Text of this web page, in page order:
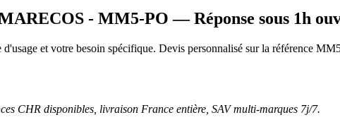
- MM5-PO — Réponse sous 1h
et votre besoin spécifique. Devis personnalisé sur la référence
CHR disponibles, livraison France entière, SAV multi-marques 7j/7.